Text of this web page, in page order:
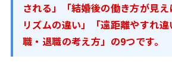
される」「結婚後の働き方が見
リズムの違い」「遠距離やすれ
職・退職の考え方」の9つです。